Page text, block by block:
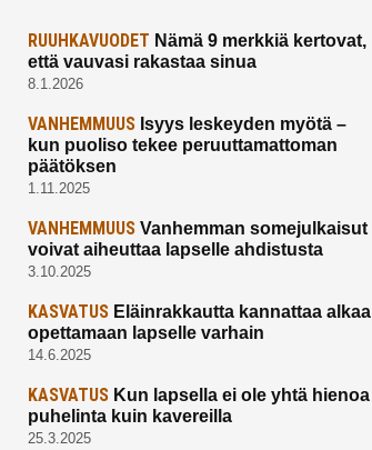
RUUHKAVUODET Nämä 9 merkkiä kertovat,
että vauvasi rakastaa sinua
8.1.2026
VANHEMMUUS Isyys leskeyden myötä –
kun puoliso tekee peruuttamattoman
päätöksen
1.11.2025
VANHEMMUUS Vanhemman somejulkaisut
voivat aiheuttaa lapselle ahdistusta
3.10.2025
KASVATUS Eläinrakkautta kannattaa alkaa
opettamaan lapselle varhain
14.6.2025
KASVATUS Kun lapsella ei ole yhtä hienoa
puhelinta kuin kavereilla
25.3.2025